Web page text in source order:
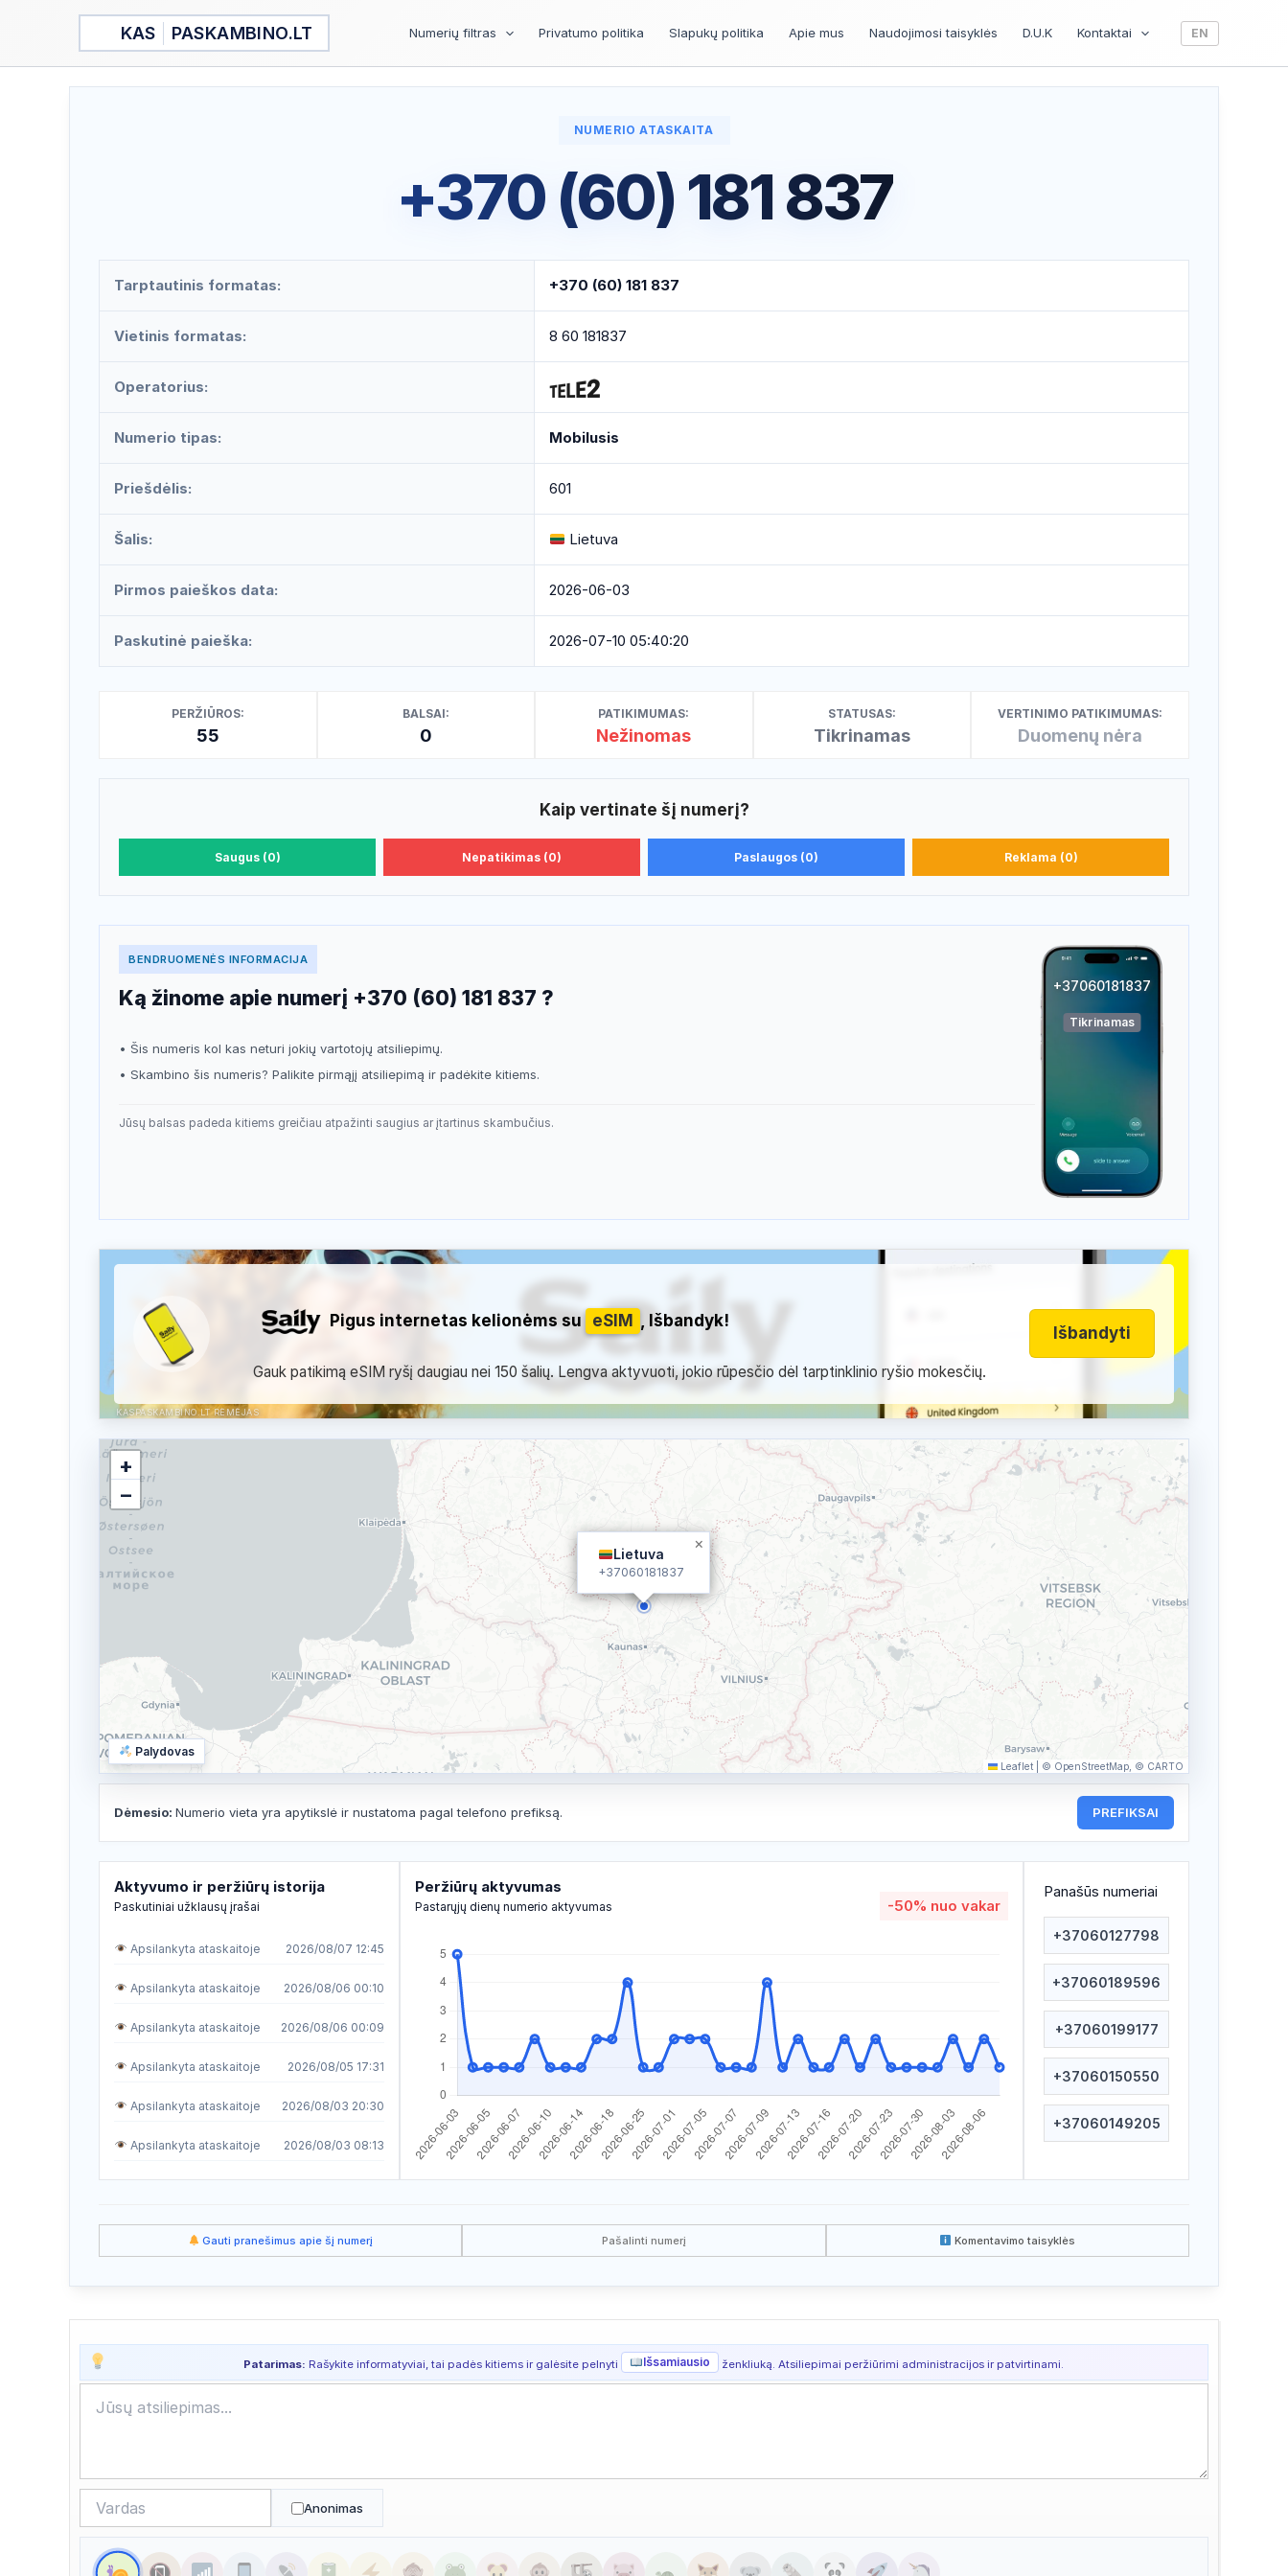
KAS PASKAMBINO.LT Numerių filtras Privatumo politika Slapukų politika Apie mus Naudojimosi taisyklės D.U.K Kontaktai EN
NUMERIO ATASKAITA
+370 (60) 181 837
Tarptautinis formatas: +370 (60) 181 837
Vietinis formatas: 8 60 181837
Operatorius:
Numerio tipas: Mobilusis
Priešdėlis: 601
Šalis: Lietuva
Pirmos paieškos data: 2026-06-03
Paskutinė paieška: 2026-07-10 05:40:20
PERŽIŪROS:
55
BALSAI:
0
PATIKIMUMAS:
Nežinomas
STATUSAS:
Tikrinamas
VERTINIMO PATIKIMUMAS:
Duomenų nėra
Kaip vertinate šį numerį?
Saugus (0) Nepatikimas (0) Paslaugos (0) Reklama (0)
BENDRUOMENĖS INFORMACIJA
Ką žinome apie numerį +370 (60) 181 837 ?
• Šis numeris kol kas neturi jokių vartotojų atsiliepimų.
• Skambino šis numeris? Palikite pirmąjį atsiliepimą ir padėkite kitiems.
Jūsų balsas padeda kitiems greičiau atpažinti saugius ar įtartinus skambučius.
+37060181837
Tikrinamas
KASPASKAMBINO.LT RĖMĖJAS
Pigus internetas kelionėms su eSIM , Išbandyk!
Gauk patikimą eSIM ryšį daugiau nei 150 šalių. Lengva aktyvuoti, jokio rūpesčio dėl tarptinklinio ryšio mokesčių.
Išbandyti
Lietuva
+37060181837
×
+
−
Leaflet © OpenStreetMap, © CARTO
Palydovas
Dėmesio: Numerio vieta yra apytikslė ir nustatoma pagal telefono prefiksą. PREFIKSAI
Aktyvumo ir peržiūrų istorija
Paskutiniai užklausų įrašai
Apsilankyta ataskaitoje 2026/08/07 12:45
Apsilankyta ataskaitoje 2026/08/06 00:10
Apsilankyta ataskaitoje 2026/08/06 00:09
Apsilankyta ataskaitoje 2026/08/05 17:31
Apsilankyta ataskaitoje 2026/08/03 20:30
Apsilankyta ataskaitoje 2026/08/03 08:13
Apsilankyta ataskaitoje 2026/07/30 12:19
Apsilankyta ataskaitoje 2026/07/22 17:45
Apsilankyta ataskaitoje 2026/07/22 04:07
Apsilankyta ataskaitoje
Apsilankyta ataskaitoje 2026/07/19 00:11
Apsilankyta ataskaitoje 2026/07/16 14:05
Peržiūrų aktyvumas
Pastarųjų dienų numerio aktyvumas -50% nuo vakar
Panašūs numeriai
+37060127798
+37060189596
+37060199177
+37060150550
+37060149205
Gauti pranešimus apie šį numerį Pašalinti numerį Komentavimo taisyklės
Patarimas: Rašykite informatyviai, tai padės kitiems ir galėsite pelnyti Išsamiausio ženkliuką. Atsiliepimai peržiūrimi administracijos ir patvirtinami.
Anonimas